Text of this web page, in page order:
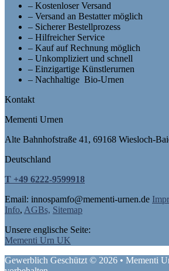
– Kostenloser Versand
– Versand an Bestatter möglich
– Sicherer Bestellprozess
– Hilfreicher Service
– Kauf auf Rechnung möglich
– Unkompliziert und schnell
– Einzigartige Künstlerurnen
– Nachhaltige Bio-Urnen
Kontakt
Mementi Urnen
Alte Bahnhofstraße 41, 69168 Wiesloch-
Deutschland
T +49 6222-9599918
Email: innospamfo@mementi-urnen.de
Info, AGBs, Sitemap
Unsere englische Seite:
Mementi Urn UK
Gewerblich Geschützt © 2026 • Mementi